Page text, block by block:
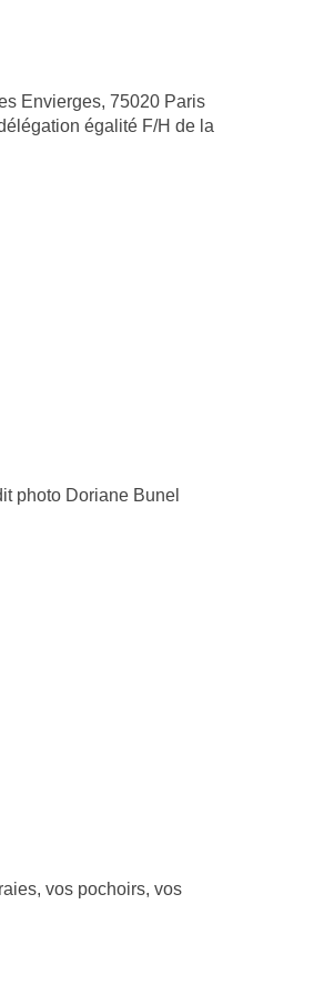
Envierges, 75020 Paris
égalité F/H de la
photo Doriane Bunel
vos pochoirs, vos